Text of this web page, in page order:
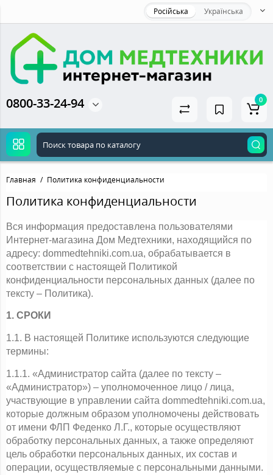
Російська Українська
0800-33-24-94 0
Главная Политика конфиденциальности
Политика конфиденциальности
Вся информация предоставлена ​​пользователями
Интернет-магазина Дом Медтехники, находящийся по
адресу: dommedtehniki.com.ua, обрабатывается в
соответствии с настоящей Политикой
конфиденциальности персональных данных (далее по
тексту – Политика).
1. СРОКИ
1.1. В настоящей Политике используются следующие
термины:
1.1.1. «Администратор сайта (далее по тексту –
«Администратор») – уполномоченное лицо / лица,
участвующие в управлении сайта dommedtehniki.com.ua,
которые должным образом уполномочены действовать
от имени ФЛП Феденко Л.Г., которые осуществляют
обработку персональных данных, а также определяют
цель обработки персональных данных, их состав и
операции, осуществляемые с персональными данными.